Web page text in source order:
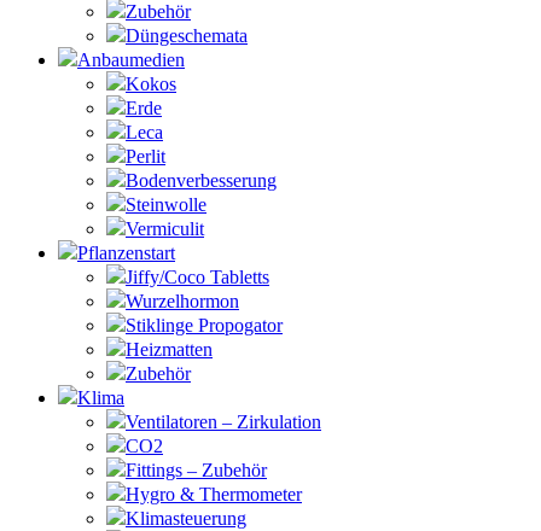
Zubehör
Düngeschemata
Anbaumedien
Kokos
Erde
Leca
Perlit
Bodenverbesserung
Steinwolle
Vermiculit
Pflanzenstart
Jiffy/Coco Tabletts
Wurzelhormon
Stiklinge Propogator
Heizmatten
Zubehör
Klima
Ventilatoren – Zirkulation
CO2
Fittings – Zubehör
Hygro & Thermometer
Klimasteuerung